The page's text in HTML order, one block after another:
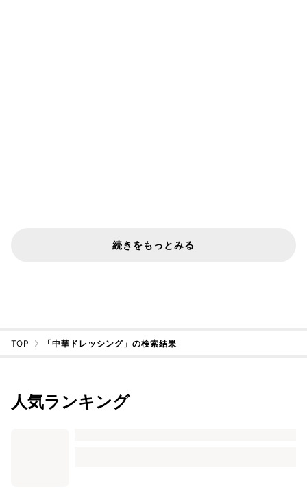
続きをもっとみる
TOP 「中華ドレッシング」の検索結果
人気ランキング